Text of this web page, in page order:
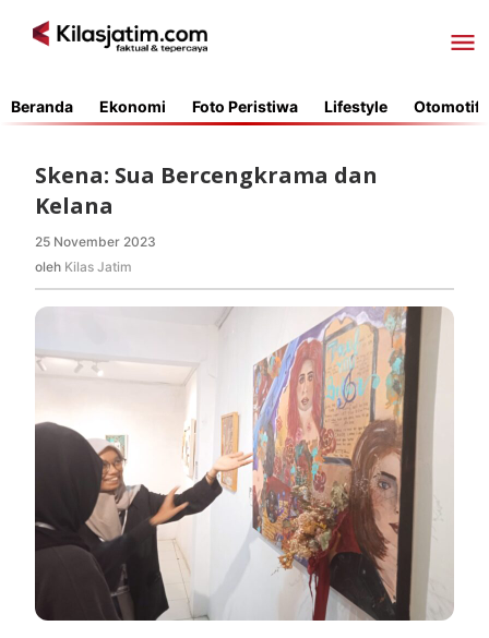
Beranda Ekonomi Foto Peristiwa Lifestyle Otomotif
Skena: Sua Bercengkrama dan
Kelana
25 November 2023
oleh Kilas Jatim